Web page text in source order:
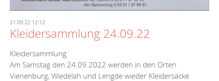
21.09.22 12:12
Kleidersammlung 24.09.22
Kleidersammlung
Am Samstag den 24.09.2022 werden in den Orten
Vienenburg, Wiedelah und Lengde wieder Kleidersäcke